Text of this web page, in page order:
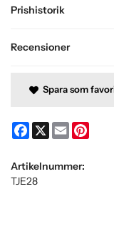
Prishistorik
Recensioner
Spara som
Facebook
X Email
Artikelnummer:
TJE28